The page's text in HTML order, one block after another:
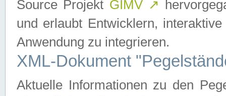
Source Projekt GIMV ↗
und erlaubt Entwicklern,
Anwendung zu integrieren.
XML-Dokument
Aktuelle Informationen zu den